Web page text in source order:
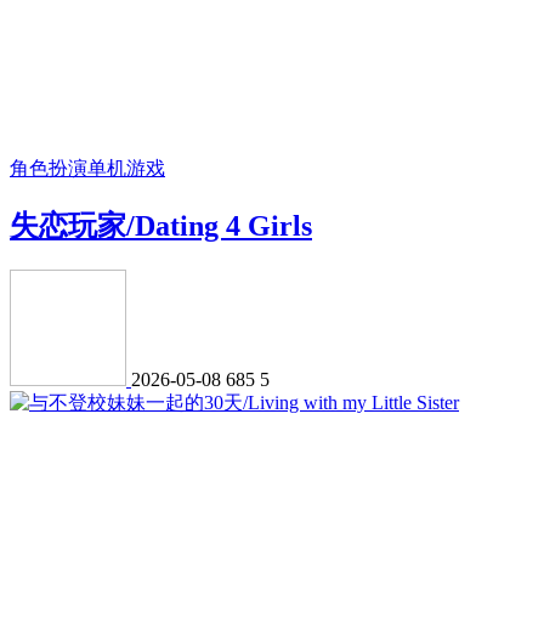
角色扮演单机游戏
失恋玩家/Dating 4 Girls
2026-05-08 685 5